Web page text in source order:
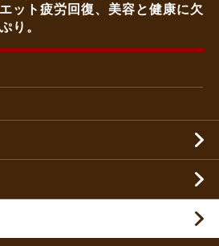
ット疲労回復、美容と健康に欠
り。